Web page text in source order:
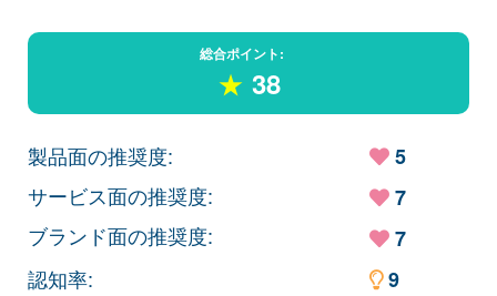
総合ポイント:
★ 38
製品面の推奨度:
サービス面の推奨度:
ブランド面の推奨度:
5
7
7
認知率:
9